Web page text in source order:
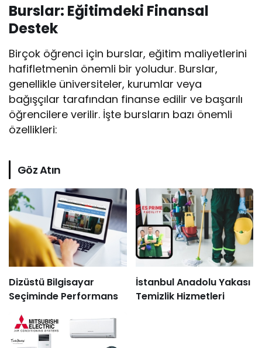
Burslar: Eğitimdeki Finansal
Destek
Birçok öğrenci için burslar, eğitim maliyetlerini
hafifletmenin önemli bir yoludur. Burslar,
genellikle üniversiteler, kurumlar veya
bağışçılar tarafından finanse edilir ve başarılı
öğrencilere verilir. İşte bursların bazı önemli
özellikleri:
Göz Atın
Dizüstü Bilgisayar
Seçiminde Performans
İstanbul Anadolu Yakası
Temizlik Hizmetleri